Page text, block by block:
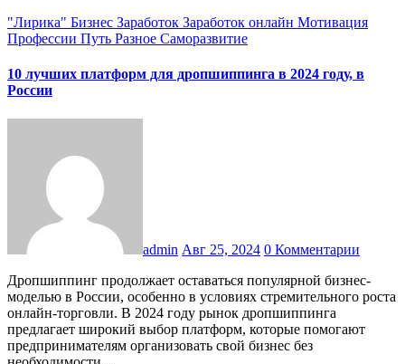
"Лирика" Бизнес Заработок Заработок онлайн Мотивация
Профессии Путь Разное Саморазвитие
10 лучших платформ для дропшиппинга в 2024 году, в
России
admin Авг 25, 2024 0 Комментарии
Дропшиппинг продолжает оставаться популярной бизнес-
моделью в России, особенно в условиях стремительного роста
онлайн-торговли. В 2024 году рынок дропшиппинга
предлагает широкий выбор платформ, которые помогают
предпринимателям организовать свой бизнес без